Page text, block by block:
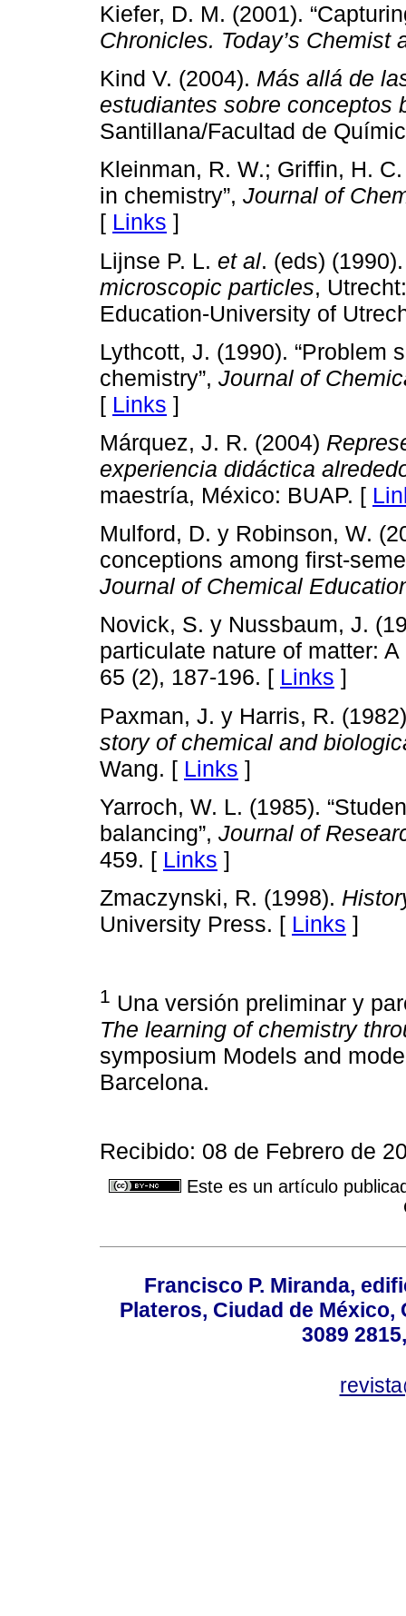
Kiefer, D. M. (2001).
Chronicles. Today’s Chemist
Kind V. (2004). Más allá de
estudiantes sobre conceptos
Santillana/Facultad de
Kleinman, R. W.; Griffin, H.
in chemistry”, Journal of
[ Links ]
Lijnse P. L. et al. (eds)
microscopic particles,
Education-University of
Lythcott, J. (1990). “Problem
chemistry”, Journal of
[ Links ]
Márquez, J. R. (2004)
experiencia didáctica
maestría, México: BUAP. [
Mulford, D. y Robinson, W.
conceptions among first-
Journal of Chemical
Novick, S. y Nussbaum, J.
particulate nature of matter:
65 (2), 187-196. [ Links ]
Paxman, J. y Harris, R.
story of chemical and
Wang. [ Links ]
Yarroch, W. L. (1985).
balancing”, Journal of
459. [ Links ]
Zmaczynski, R. (1998).
University Press. [ Links ]
1 Una versión preliminar y
The learning of chemistry
symposium Models and
Barcelona.
Recibido: 08 de Febrero de
Este es un artículo
Francisco P. Miranda,
Plateros, Ciudad de México,
3089